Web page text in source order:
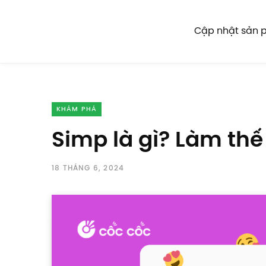
Cập nhật sản
KHÁM PHÁ
Simp là gì? Làm
18 THÁNG 6, 2024